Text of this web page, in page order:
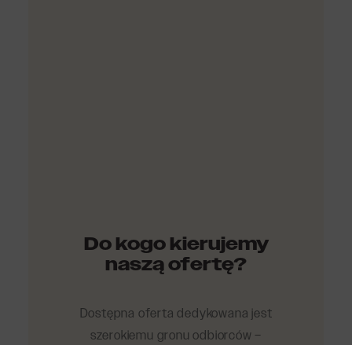
Do kogo kierujemy
naszą ofertę?
Dostępna oferta dedykowana jest
szerokiemu gronu odbiorców –